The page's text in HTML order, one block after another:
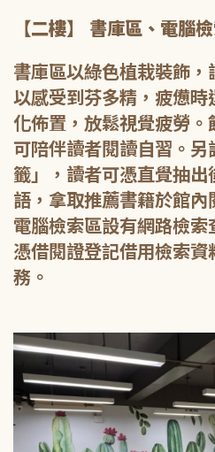
【二樓】 書庫區、電腦
書庫區以綠色植栽裝飾
以感受到芬多精，疲憊
化佈置，放鬆視覺疲勞。
可陪伴讀者閱讀自習。
籤」，讀者可憑直覺抽
語，拿取推薦書籍於館內
電腦檢索區設有網路檢
憑借閱證登記借用檢索
務。